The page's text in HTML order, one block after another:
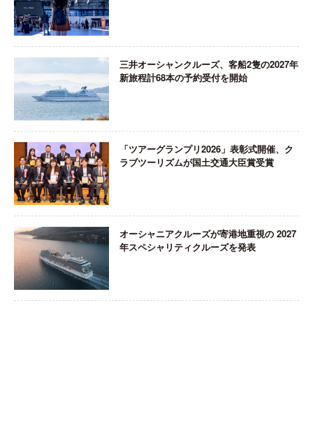
三井オーシャンクルーズ、客船2隻の2027年
新旅程計68本の予約受付を開始
「ツアーグランプリ2026」表彰式開催、ク
ラブツーリズムが国土交通大臣賞受賞
オーシャニアクルーズが寄港地重視の 2027
年スペシャリティクルーズを発表